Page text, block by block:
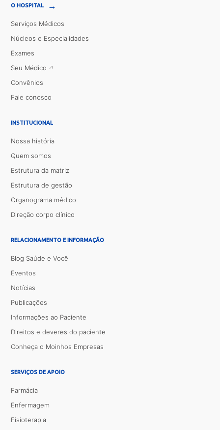
O HOSPITAL →
Serviços Médicos
Núcleos e Especialidades
Exames
Seu Médico
Convênios
Fale conosco
INSTITUCIONAL
Nossa história
Quem somos
Estrutura da matriz
Estrutura de gestão
Organograma médico
Direção corpo clínico
RELACIONAMENTO E INFORMAÇÃO
Blog Saúde e Você
Eventos
Notícias
Publicações
Informações ao Paciente
Direitos e deveres do paciente
Conheça o Moinhos Empresas
SERVIÇOS DE APOIO
Farmácia
Enfermagem
Fisioterapia